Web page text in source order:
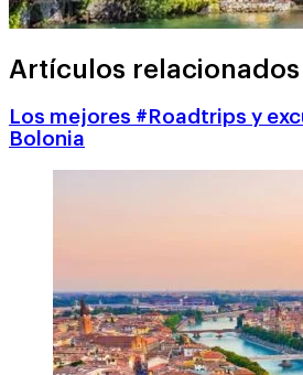
Artículos relacionados
Los mejores #Roadtrips y
Bolonia